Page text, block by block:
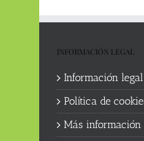
INFORMACIÓN LEGAL
Información
Política de
Más información